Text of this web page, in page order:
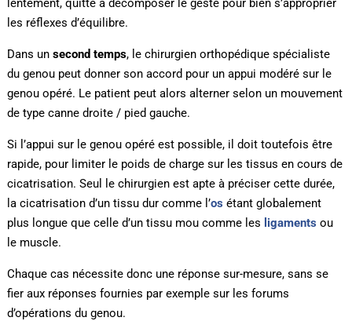
les réflexes d’équilibre.
Dans un second temps, le chirurgien orthopédique spécialiste
du genou peut donner son accord pour un appui modéré sur le
genou opéré. Le patient peut alors alterner selon un mouvement
de type canne droite / pied gauche.
Si l’appui sur le genou opéré est possible, il doit toutefois être
rapide, pour limiter le poids de charge sur les tissus en cours de
cicatrisation. Seul le chirurgien est apte à préciser cette durée,
la cicatrisation d’un tissu dur comme l’os étant globalement
plus longue que celle d’un tissu mou comme les ligaments ou
le muscle.
Chaque cas nécessite donc une réponse sur-mesure, sans se
fier aux réponses fournies par exemple sur les forums
d’opérations du genou.